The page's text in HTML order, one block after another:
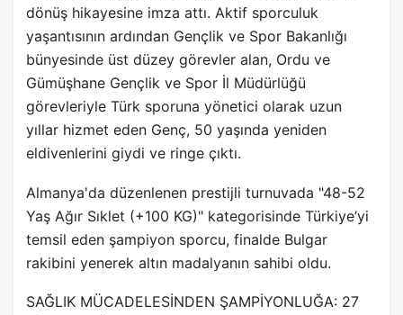
dönüş hikayesine imza attı. Aktif sporculuk
yaşantısının ardından Gençlik ve Spor Bakanlığı
bünyesinde üst düzey görevler alan, Ordu ve
Gümüşhane Gençlik ve Spor İl Müdürlüğü
görevleriyle Türk sporuna yönetici olarak uzun
yıllar hizmet eden Genç, 50 yaşında yeniden
eldivenlerini giydi ve ringe çıktı.
Almanya'da düzenlenen prestijli turnuvada "48-52
Yaş Ağır Sıklet (+100 KG)" kategorisinde Türkiye’yi
temsil eden şampiyon sporcu, finalde Bulgar
rakibini yenerek altın madalyanın sahibi oldu.
SAĞLIK MÜCADELESİNDEN ŞAMPİYONLUĞA: 27